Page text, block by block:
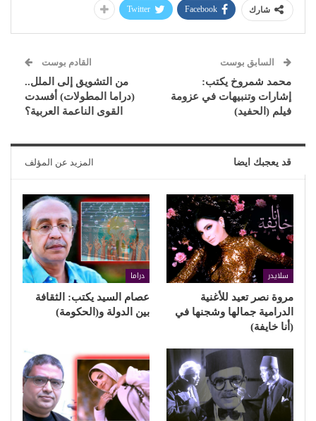
شارك Facebook
Twitter
السابق بوست
محمد شمروخ يكتب:
إشارات وتنبيهات في عزومة
فيلم (الحفيد)
القادم بوست
من التشويق إلى الملل..
(دراما المطولات) أفسدت
القوى الناعمة العربية؟
قد يعجبك ايضا المزيد عن المؤلف
سلايدر
مروة نصر تعيد للأغنية
الدرامية جمالها وشجنها في
(أنا خايفة)
دراما
عصام السيد يكتب: الثقافة
بين الدولة و(الحكومة)